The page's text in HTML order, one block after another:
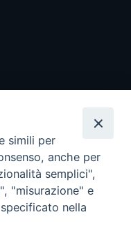
diritti riservati - Vita
simili per
anche per
semplici",
"misurazione" e
nella